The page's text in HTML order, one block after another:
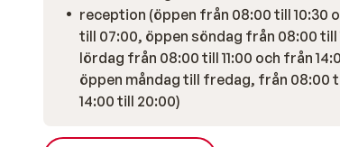
reception (öppen från 08:00 till 10:30
till 07:00, öppen söndag från 08:00 till
lördag från 08:00 till 11:00 och från
öppen måndag till fredag, från 08:00
14:00 till 20:00)